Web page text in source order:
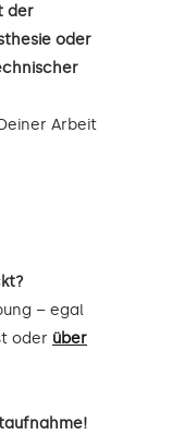
der
oder
Arbeit
– egal
oder über